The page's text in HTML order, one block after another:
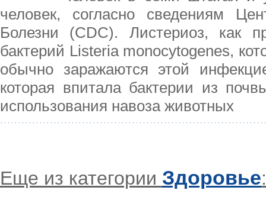
человек, согласно сведениям
Болезни (CDC). Листериоз, как
бактерий Listeria monocytogenes,
обычно заражаются этой
которая впитала бактерии из
использования навоза животных
Еще из категории Здоровье: